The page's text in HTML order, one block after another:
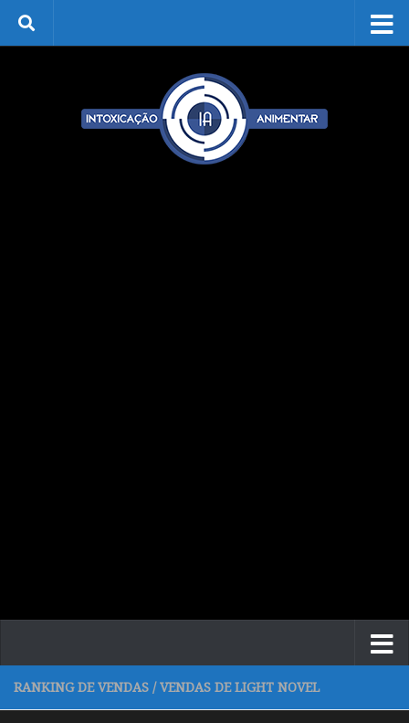
Skip to content
RANKING DE VENDAS / VENDAS DE LIGHT NOVEL